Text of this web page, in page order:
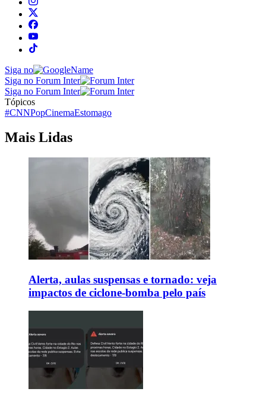
Siga no
Siga no Forum Inter
Siga no Forum Inter
Tópicos
#CNNPopCinemaEstomago
Mais Lidas
Alerta, aulas suspensas e tornado: veja
impactos de ciclone-bomba pelo país